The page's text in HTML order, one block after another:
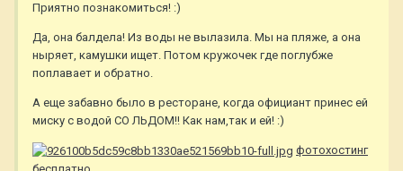
Приятно познакомиться! :)
Да, она балдела! Из воды не вылазила. Мы на пляже, а она
ныряет, камушки ищет. Потом кружочек где поглубже
поплавает и обратно.
А еще забавно было в ресторане, когда официант принес ей
миску с водой СО ЛЬДОМ!! Как нам,так и ей! :)
фотохостинг